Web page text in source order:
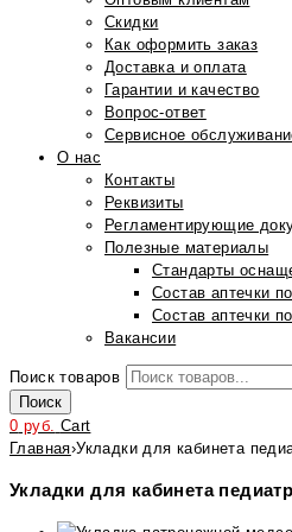
Скидки
Как оформить заказ
Доставка и оплата
Гарантии и качество
Вопрос-ответ
Сервисное
О нас
Контакты
Реквизиты
Регламентирующие
Полезные материалы
Стандарты
Состав аптечки
Состав аптечки
Вакансии
Поиск товаров
Поиск
0 руб. Cart
Главная›Укладки для кабинета
Укладки для кабинета